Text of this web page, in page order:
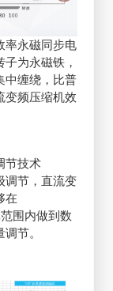
率永磁同步电
子为永磁铁，
中缠绕，比普
变频压缩机效
节技术
调节，直流变
在
围内做到数
节。